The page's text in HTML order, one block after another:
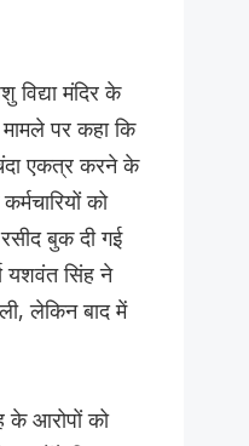
विद्या मंदिर के
मामले पर कहा कि
चंदा एकत्र करने के
को
बुक दी गई
यशवंत सिंह ने
लेकिन बाद में
के आरोपों को